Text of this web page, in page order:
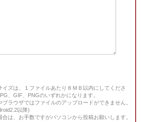
ズは、１ファイルあたり８ＭＢ以内にしてくださ
、GIF、PNGのいずれかになります。
ラウザではファイルのアップロードができません。
以降)
は、お手数ですがパソコンから投稿お願いします。